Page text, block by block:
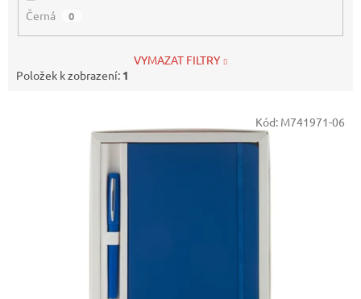
Černá 0
VYMAZAT FILTRY
Položek k zobrazení: 1
Kód: M741971-06